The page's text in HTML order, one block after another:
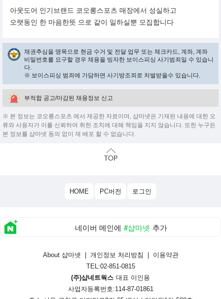
아웃도어 인기브랜드 코오롱스포츠 매장에서 성실하고
오랫동인 한 마음한뜻 으로 같이 일하실뿐 모집합니다
채권추심을 명목으로 현금 수거 및 전달 업무 또는 체크카드, 계좌, 계좌
비밀번호를 요구할 경우 채용을 빙자한 보이스피싱 사기범죄일 수 있습니
다.
※ 보이스피싱 범죄에 가담하면 사기방조죄로 처벌받을수 있습니다.
부적합 공고/마감된 채용정보 신고
※ 본 정보는 코오롱스포츠 에서 제공한 자료이며, 샵마넷은 기재된 내용에 대한 오
류와 사용자가 이를 신뢰하여 취한 조치에 대해 책임을 지지 않습니다. 또한 누구든
본 정보를 샵마넷 동의 없이 재 배포 할 수 없습니다.
HOME PC버전 로그인
네이버 메인에 #샵마넷 추가
About 샵마넷 개인정보 처리방침
이용약관
TEL:02-851-0815
(주)샵네트웍스 대표 이인용
사업자등록번호:114-87-01861